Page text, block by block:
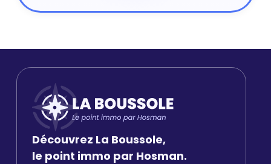
Découvrez La Boussole,
le point immo par Hosman.